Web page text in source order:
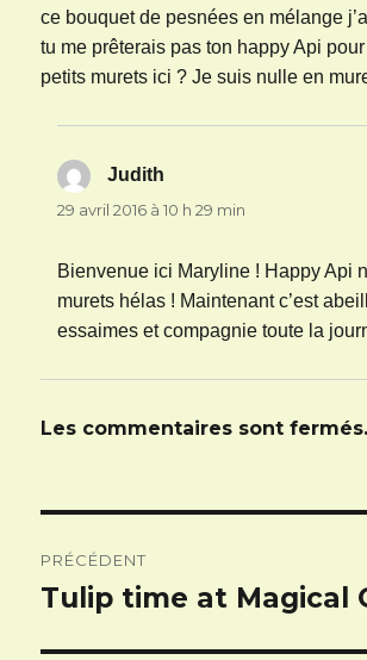
ce bouquet de pesnées en mélange
tu me prêterais pas ton happy Api
petits murets ici ? Je suis nulle en
Judith
29 avril 2016 à 10 h 29 min
Bienvenue ici Maryline ! Happy Api
murets hélas ! Maintenant c’est
essaimes et compagnie toute la
Les commentaires sont fermés.
de
PRÉCÉDENT
Article
Tulip time at Magical